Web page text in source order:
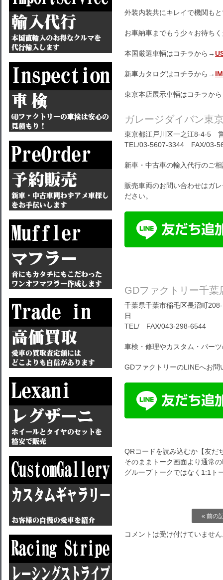
外装内装共にキレイで機関も
お車納車までもう少々お待ち
本国厳選車輛はコチラから→
新車カタログはコチラから→
東京本店展示車輛はコチラか
ガレージダイバン東
東京都江戸川区一之江8-4-5
TEL/03-5607-3344 FAX/03-
新車・中古車の輸入代行のご
販売車両のお問い合わせはガ
ださい。
GDファクトリー千葉
千葉県千葉市稲毛区長沼町
日
TEL/ FAX/043-298-6544
車検・修理やカスタム・パー
GDファクトリーのLINEへお問
QRコードを読み込むか【友だ
そのままトーク画面より通常
グループトークではなく1:1ト
« 前の
コメントは受け付けていませ